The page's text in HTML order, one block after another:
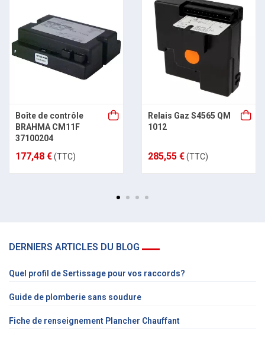
Boîte de contrôle
BRAHMA CM11F
37100204
177,48 €(TTC)
Relais Gaz S4565 QM
1012
285,55 €(TTC)
DERNIERS ARTICLES DU BLOG
Quel profil de Sertissage pour vos raccords?
Guide de plomberie sans soudure
Fiche de renseignement Plancher Chauffant